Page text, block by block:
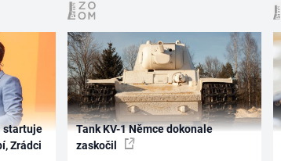
startuje
Zrádci
Tank KV-1 Němce dokonale
zaskočil